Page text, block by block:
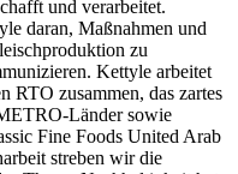
und verarbeitet.
daran, Maßnahmen und
zu
Kettyle arbeitet
RTO zusammen, das zartes
Länder sowie
Fine Foods United Arab
streben wir die